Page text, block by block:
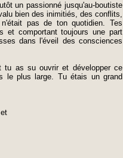
un passionné jusqu'au-boutiste
bien des inimitiés, des conflits,
pas de ton quotidien. Tes
et comportant toujours une part
dans l'éveil des consciences
tu as su ouvrir et développer ce
le plus large. Tu étais un grand